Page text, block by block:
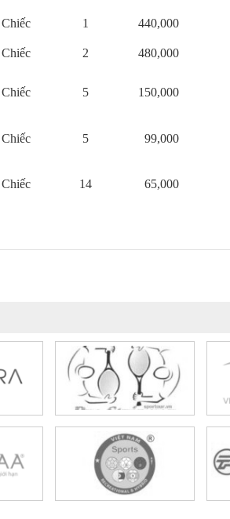
Chiếc 1
440,000
Chiếc 2 480,000
Chiếc 5 150,000
Chiếc 5 99,000
Chiếc 14 65,000